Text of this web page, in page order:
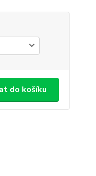
do košíku